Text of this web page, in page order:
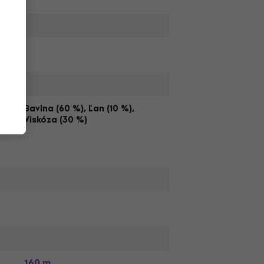
Bavlna (60 %), Ľan (10 %),
Viskóza (30 %)